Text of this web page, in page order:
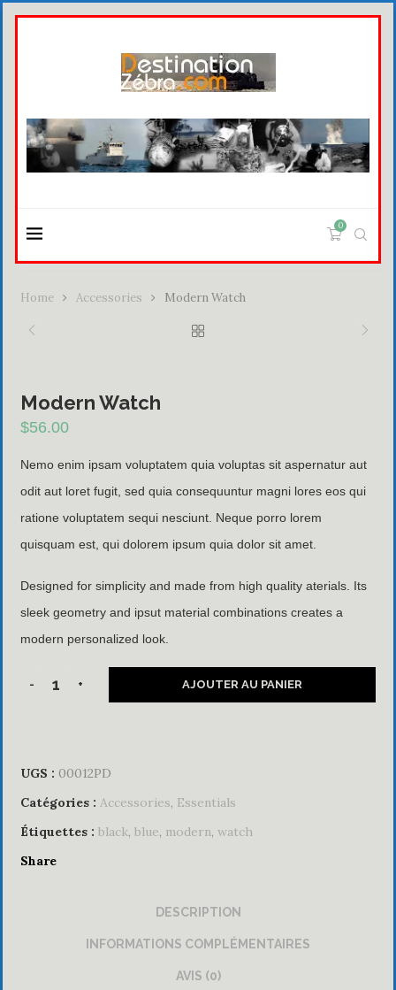
0
Home Accessories Modern Watch
Modern Watch
$56.00
Nemo enim ipsam voluptatem quia voluptas sit aspernatur aut
odit aut loret fugit, sed quia consequuntur magni lores eos qui
ratione voluptatem sequi nesciunt. Neque porro lorem
quisquam est, qui dolorem ipsum quia dolor sit amet.
Designed for simplicity and made from high quality aterials. Its
sleek geometry and ipsut material combinations creates a
modern personalized look.
AJOUTER AU PANIER
UGS : 00012PD
Catégories : Accessories, Essentials
Étiquettes : black, blue, modern, watch
Share
DESCRIPTION
INFORMATIONS COMPLÉMENTAIRES
AVIS (0)